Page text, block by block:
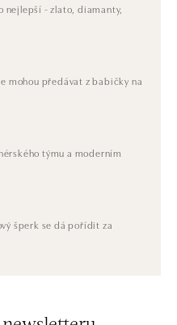
nejlepší - zlato, diamanty,
mohou předávat z babičky na
týmu a moderním
šperk se dá pořídit za